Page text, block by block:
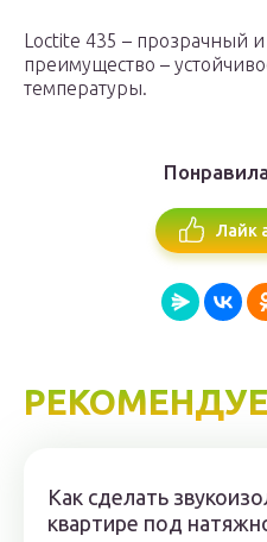
Loctite 435 – прозрачный
преимущество –
температуры.
Лайк
Как сделать
квартире под